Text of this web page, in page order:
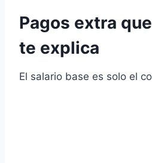
Pagos extra
te explica
El salario base es solo el